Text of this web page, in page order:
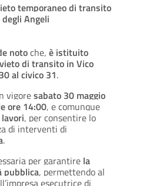
temporaneo di transito
Angeli
notoche, è istituito
di transito in Vico
al civico 31.
vigoresabato 30 maggio
ore 14:00, e comunque
, per consentire lo
di interventi di
.
per garantire la
pubblica, permettendo al
esecutrice di